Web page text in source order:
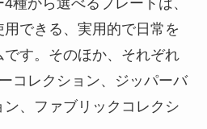
種から選べるプレートは、
できる、実用的で日常を
す。そのほか、それぞれ
コレクション、ジッパーバ
、ファブリックコレクシ